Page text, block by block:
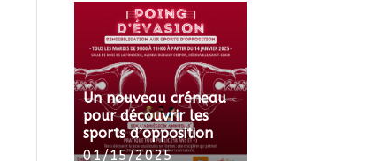
Un nouveau créneau
pour découvrir les
sports d’opposition
01/15/2025